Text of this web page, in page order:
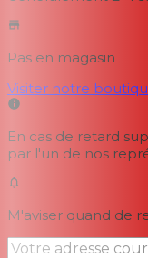
Pas en magasin
Visiter notre
En cas de retard
par l'un de nos
M'aviser quand de